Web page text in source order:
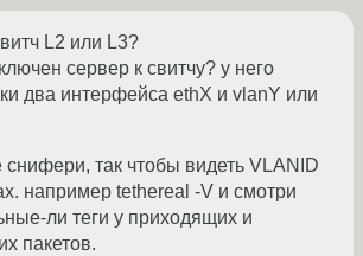
L2 или L3?
сервер к свитчу? у него
два интерфейса ethX и vlanY или
так чтобы видеть VLANID
например tethereal -V и смотри
ли теги у приходящих и
пакетов.